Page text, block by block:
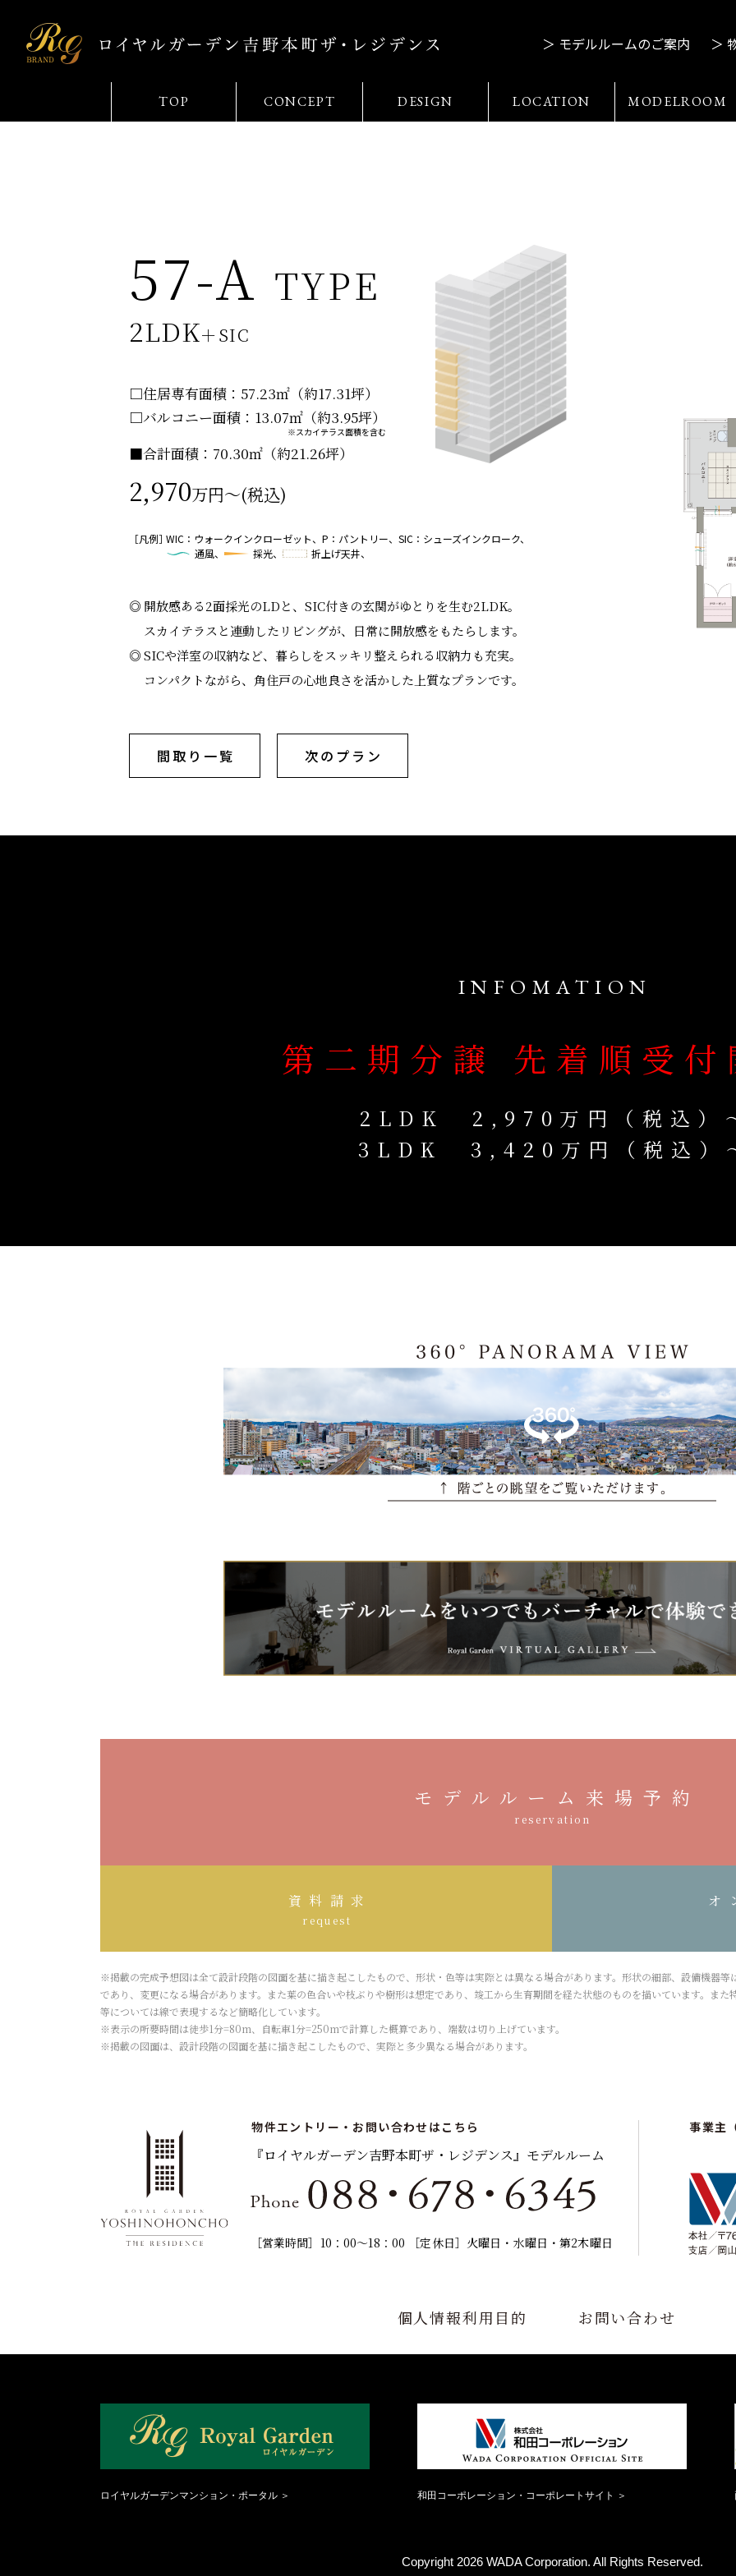
＞ モデルルームのご案内 ＞
TOP CONCEPT DESIGN LOCATION MODELROOM
57-A TYPE
2LDK＋SIC
□住居専有面積：57.23㎡（約17.31坪）
□バルコニー面積：13.07㎡（約3.95坪）
※スカイテラス面積を含む
■合計面積：70.30㎡（約21.26坪）
2,970万円〜(税込)
WIC：ウォークインクローゼット、P：パントリー、SIC：シューズインクローク、
通風、
採光、 折上げ天井、
開放感ある2面採光のLDと、SIC付きの玄関がゆとりを生む2LDK。
スカイテラスと連動したリビングが、日常に開放感をもたらします。
SICや洋室の収納など、暮らしをスッキリ整えられる収納力も充実。
コンパクトながら、角住戸の心地良さを活かした上質なプランです。
間取り一覧 次のプラン
INFOMATION
第二期分譲 先着順受
2LDK 2,970万円（税込）
3LDK 3,420万円（税込）
モデルルーム来場予約
reservation
資料請求
request
オ
※掲載の完成予想図は全て設計段階の図面を基に描き起こしたもので、形状・色等は実際とは異なる場合があります。形状の細部、設備機器
であり、変更になる場合があります。また葉の色合いや枝ぶりや樹形は想定であり、竣工から生育期間を経た状態のものを描いています。ま
等については線で表現するなど簡略化しています。
※表示の所要時間は徒歩1分=80m、自転車1分=250mで計算した概算であり、端数は切り上げています。
※掲載の図面は、設計段階の図面を基に描き起こしたもので、実際と多少異なる場合があります。
物件エントリー・お問い合わせはこちら
『ロイヤルガーデン吉野本町ザ・レジデンス』 モデルルーム
［営業時間］10：00〜18：00 ［定休日］火曜日・水曜日・第2木曜日
事業主
個人情報利用目的 お問い合わせ
ロイヤルガーデンマンション・ポータル ＞ 和田コーポレーション・コーポレートサイト ＞
Copyright 2026 WADA Corporation. All Rights Reserved.